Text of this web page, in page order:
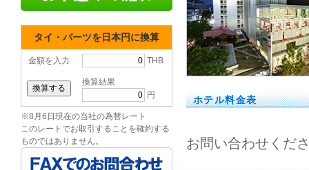
ホテル料金表
お問い合わせくだ
タイ・バーツを日本円に換算
金額を入力 THB
換算結果
円
※8月6日現在の当社の為替レート
このレートでお取引することを確約する
ものではありません。